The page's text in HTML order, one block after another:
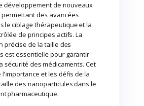
développement de nouveaux
permettant des avancées
le ciblage thérapeutique et la
de principes actifs. La
précise de la taille des
est essentielle pour garantir
sécurité des médicaments. Cet
l'importance et les défis de la
des nanoparticules dans le
pharmaceutique.